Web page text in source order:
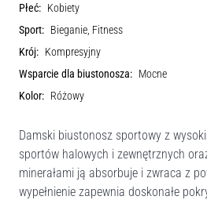
Płeć: Kobiety
Sport: Bieganie, Fitness
Krój: Kompresyjny
Wsparcie dla biustonosza: Mocne
Kolor: Różowy
Damski biustonosz sportowy z
sportów halowych i zewnętrznych
minerałami ją absorbuje i zwraca z
wypełnienie zapewnia doskonałe